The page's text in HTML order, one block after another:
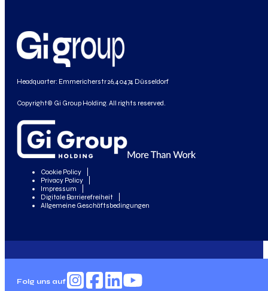
Headquarter: Emmericherstr 26, 40474 Düsseldorf
Copyright© Gi Group Holding. All rights reserved.
Cookie Policy
Privacy Policy
Impressum
Digitale Barrierefreiheit
Allgemeine Geschäftsbedingungen
Folg uns auf